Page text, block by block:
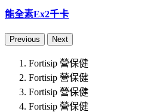
能全素Ex2千卡
Previous Next
Fortisip 營保健
Fortisip 營保健
Fortisip 營保健
Fortisip 營保健